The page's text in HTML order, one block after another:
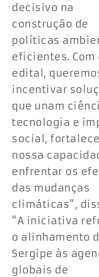
decisivo na
construção de
políticas
eficientes. Com
edital,
incentivar
que unam
tecnologia e
social,
nossa
enfrentar os
das mudanças
climáticas”,
“A iniciativa
o alinhamento
Sergipe às
globais de